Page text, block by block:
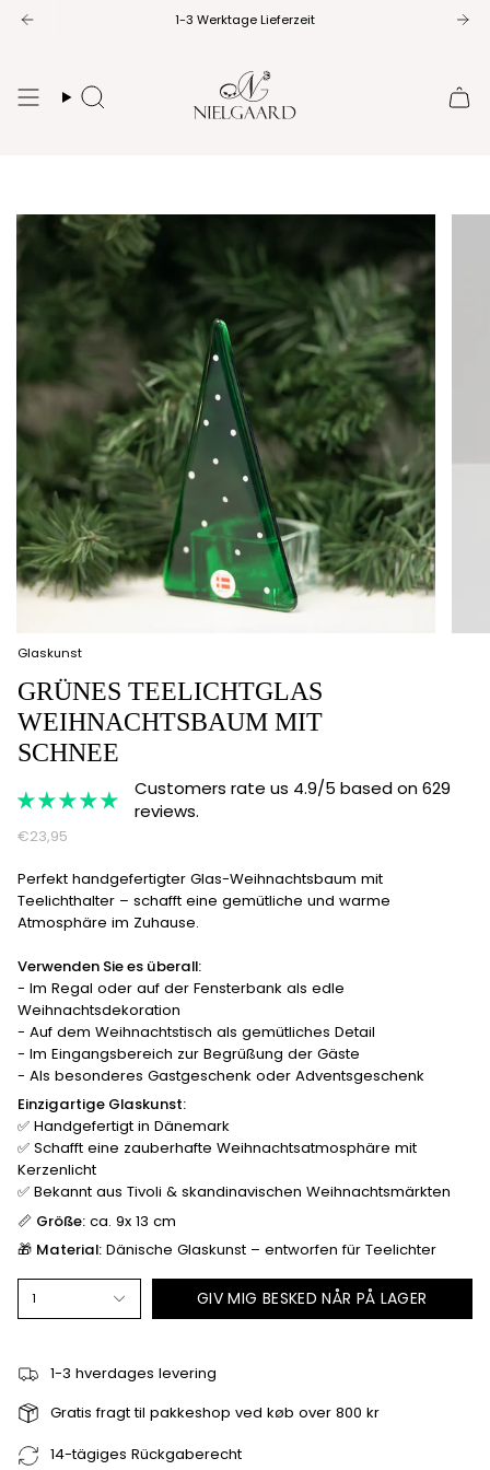
Zum
1-3 Werktage Lieferzeit
Suche
Glaskunst
GRÜNES TEELICHTGLAS
WEIHNACHTSBAUM MIT
SCHNEE
Customers rate us 4.9/5 based on 629
reviews.
€23,95
Perfekt handgefertigter Glas-Weihnachtsbaum mit
Teelichthalter – schafft eine gemütliche und warme
Atmosphäre im Zuhause.
Verwenden Sie es überall:
- Im Regal oder auf der Fensterbank als edle
Weihnachtsdekoration
- Auf dem Weihnachtstisch als gemütliches Detail
- Im Eingangsbereich zur Begrüßung der Gäste
- Als besonderes Gastgeschenk oder Adventsgeschenk
Einzigartige Glaskunst:
✅ Handgefertigt in Dänemark
✅ Schafft eine zauberhafte Weihnachtsatmosphäre mit
Kerzenlicht
✅ Bekannt aus Tivoli & skandinavischen Weihnachtsmärkten
📏 Größe: ca. 9x 13 cm
🎁 Material: Dänische Glaskunst – entworfen für Teelichter
1 GIV MIG BESKED NÅR PÅ LAGER
1-3 hverdages levering
Gratis fragt til pakkeshop ved køb over 800 kr
14-tägiges Rückgaberecht